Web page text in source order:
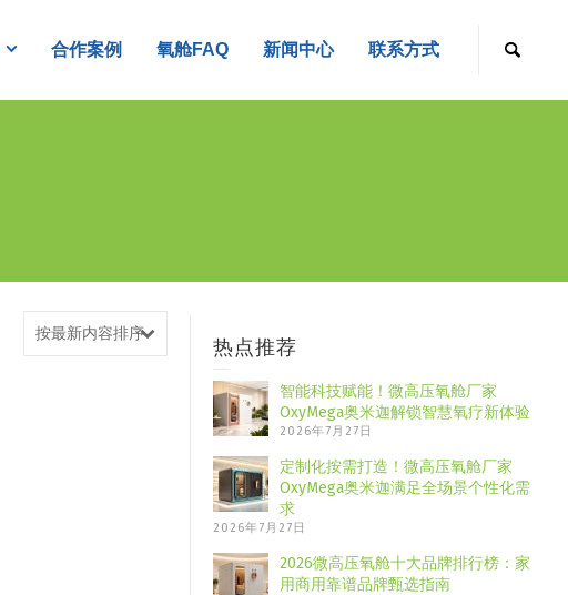
合作案例 氧舱FAQ 新闻中心 联系方式
按最新内容排序
热点推荐
智能科技赋能！微高压氧舱厂家
OxyMega奥米迦解锁智慧氧疗新体验
2026年7月27日
定制化按需打造！微高压氧舱厂家
OxyMega奥米迦满足全场景个性化需
求
2026年7月27日
2026微高压氧舱十大品牌排行榜：家
用商用靠谱品牌甄选指南